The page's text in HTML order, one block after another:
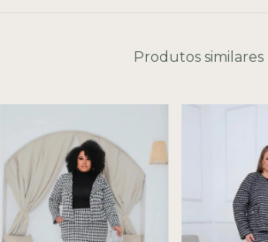
Produtos similares